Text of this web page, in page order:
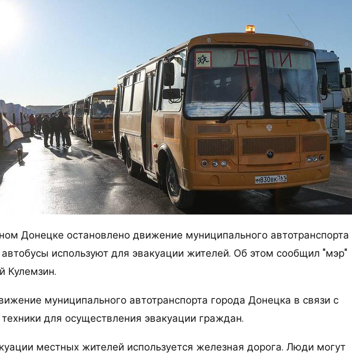
Донецке остановлено движение муниципального автотранспорта
автобусы используют для эвакуации жителей. Об этом сообщил "мэр"
Кулемзин.
муниципального автотранспорта города Донецка в связи с
для осуществления эвакуации граждан.
местных жителей используется железная дорога. Люди могут